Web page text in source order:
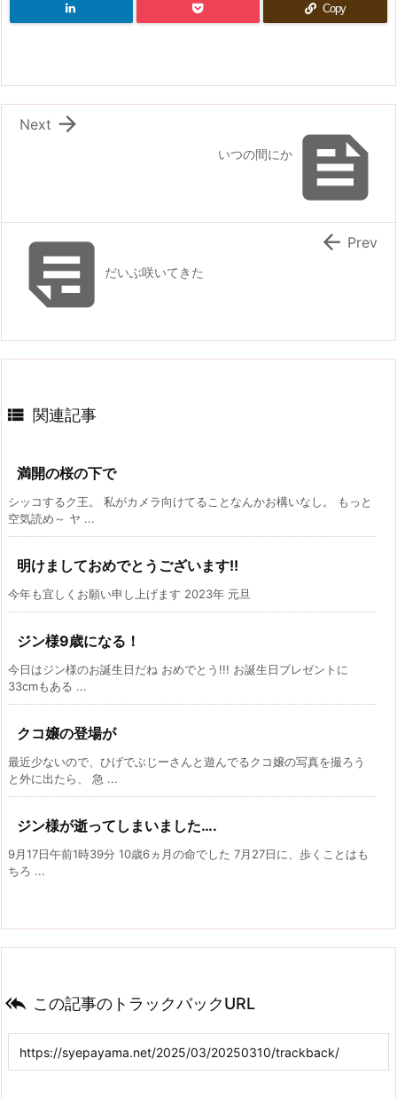
Copy

いつの間にか

Next
だいぶ咲いてきた
 Prev
 関連記事
満開の桜の下で
シッコするク王。 私がカメラ向けてることなんかお構いなし。 もっと
空気読め～ ヤ ...
明けましておめでとうございます!!
今年も宜しくお願い申し上げます 2023年 元旦
ジン様9歳になる！
今日はジン様のお誕生日だね おめでとう!!! お誕生日プレゼントに
33cmもある ...
クコ嬢の登場が
最近少ないので、ひげでぶじーさんと遊んでるクコ嬢の写真を撮ろう
と外に出たら、 急 ...
ジン様が逝ってしまいました….
9月17日午前1時39分 10歳6ヵ月の命でした 7月27日に、歩くことはも
ちろ ...
 この記事のトラックバックURL